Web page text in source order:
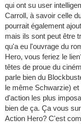
qui ont su user
Carroll, à savoir celle
pourrait également
mais ils sont peut être
qu'a eu l'ouvrage du
Hero, vous feriez le
têtes de proue du
parle bien du
le même Schwarzie)
d'action les plus
bien de ça. Ça vous
Action Hero? C'est